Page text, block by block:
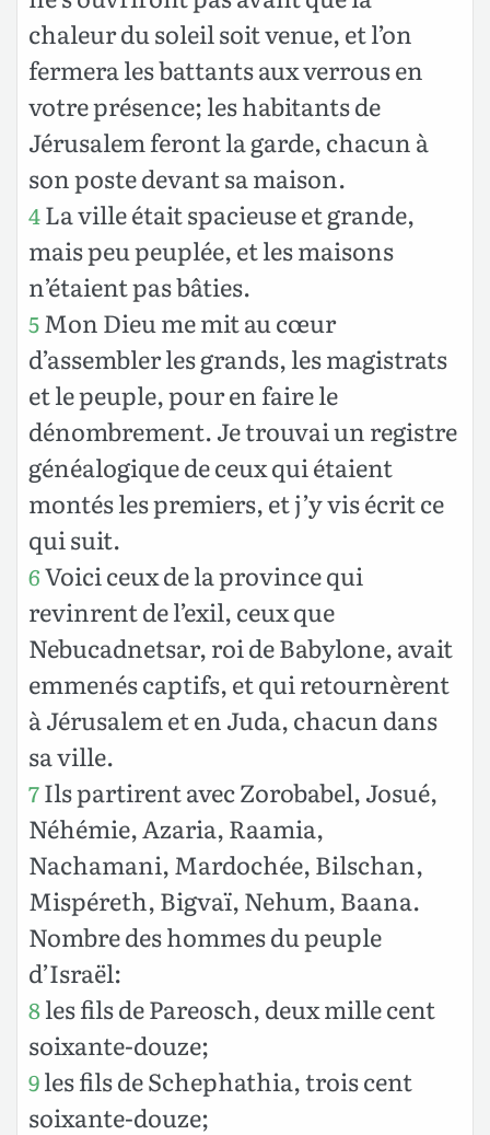
chaleur du soleil soit venue, et l’on
fermera les battants aux verrous en
votre présence; les habitants de
Jérusalem feront la garde, chacun à
son poste devant sa maison.
4La ville était spacieuse et grande,
mais peu peuplée, et les maisons
n’étaient pas bâties.
5Mon Dieu me mit au cœur
d’assembler les grands, les magistrats
et le peuple, pour en faire le
dénombrement. Je trouvai un registre
généalogique de ceux qui étaient
montés les premiers, et j’y vis écrit ce
qui suit.
6Voici ceux de la province qui
revinrent de l’exil, ceux que
Nebucadnetsar, roi de Babylone, avait
emmenés captifs, et qui retournèrent
à Jérusalem et en Juda, chacun dans
sa ville.
7Ils partirent avec Zorobabel, Josué,
Néhémie, Azaria, Raamia,
Nachamani, Mardochée, Bilschan,
Mispéreth, Bigvaï, Nehum, Baana.
Nombre des hommes du peuple
d’Israël:
8les fils de Pareosch, deux mille cent
soixante-douze;
9les fils de Schephathia, trois cent
soixante-douze;